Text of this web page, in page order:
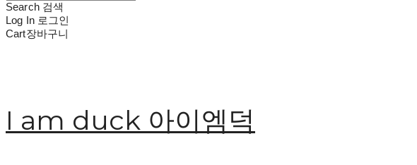
Search 검색
Log In 로그인
Cart장바구니
I am duck 아이엠덕